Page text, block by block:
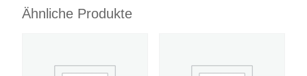
Ähnliche Produkte